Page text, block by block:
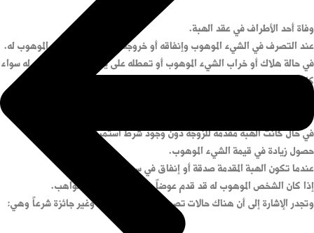
وفاة أحد الأطراف في عقد الهبة.
عند التصرف في الشيء الموهوب وإنفاقه أو خروجه عن ملكية الشخص الموهوب له.
في حالة هلاك أو خراب الشيء الموهوب أو تعطله على يد الشخص الموهوب له سواء
كان هو المتسبب أو حادث أجنبي خارج عن إرادته.
هبة الأب فمن حقه الرجوع عنها.
في حال كانت الهبة مقدمة للزوجة دون وجود شرط استمرار الزواج مثلاً.
حصول زيادة في قيمة الشيء الموهوب.
عندما تكون الهبة المقدمة صدقة أو إنفاق في سبيل الله.
إذا كان الشخص الموهوب له قد قدم عوضاً عن الهبة للشخص الواهب.
وتجدر الإشارة إلى أن هناك حالات تصير فيها الهبة باطلة وغير جائزة شرعاً وهي: